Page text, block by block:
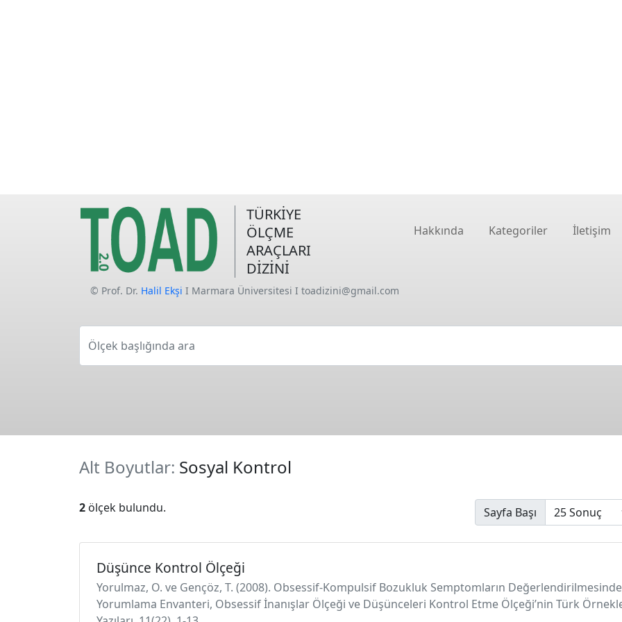
TÜRKİYE
ÖLÇME
ARAÇLARI
DİZİNİ
Hakkında Kategoriler İletişim
© Prof. Dr. Halil Ekşi I Marmara Üniversitesi I toadizini@gmail.com
Ölçek başlığında ara
Alt Boyutlar: Sosyal Kontrol
2 ölçek bulundu. Sayfa Başı
Düşünce Kontrol Ölçeği
Yorulmaz, O. ve Gençöz, T. (2008). Obsessif-Kompulsif Bozukluk Semptomların
Yorumlama Envanteri, Obsessif İnanışlar Ölçeği ve Düşünceleri Kontrol Etme Ölçeği’nin Türk